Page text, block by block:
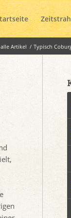
alle Artikel / Typisch